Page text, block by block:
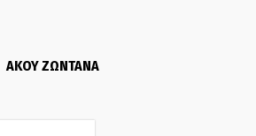
ΑΚΟΥ ΖΩΝΤΑΝΑ